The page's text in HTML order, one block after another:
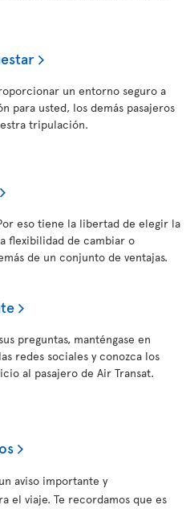
un entorno seguro a
para usted, los demás pasajeros
tripulación.
eso tiene la libertad de elegir la
flexibilidad de cambiar o
de un conjunto de ventajas.
preguntas, manténgase en
redes sociales y conozca los
al pasajero de Air Transat.
aviso importante y
el viaje. Te recordamos que es